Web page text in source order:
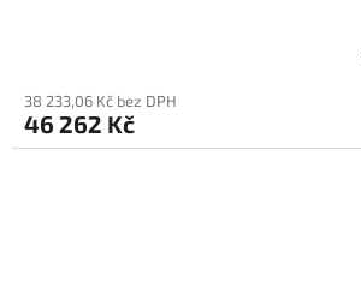
38 233,06 Kč bez DPH
46 262 Kč